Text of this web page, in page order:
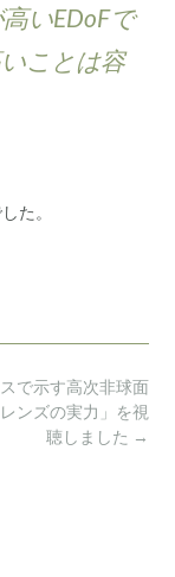
いEDoFで
ことは容
た。
スで示す高次非球面
ンズの実力」を視
聴しました →